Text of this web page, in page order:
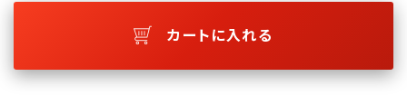
カートに入れる